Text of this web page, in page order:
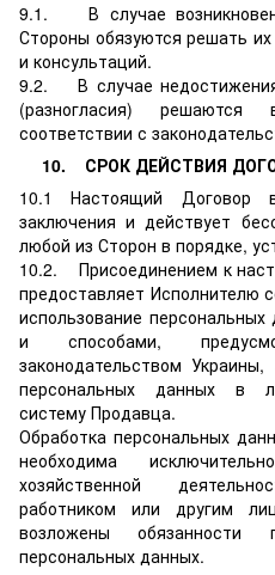
9.1. В случае
Стороны обязуются решать
и консультаций.
9.2. В случае
(разногласия)
соответствии с
10. СРОК ДЕЙСТВИЯ
10.1 Настоящий
заключения и действует
любой из Сторон в порядке,
10.2. Присоединением к
предоставляет Исполнителю
использование
и способами,
законодательством
персональных данных в
систему Продавца.
Обработка персональных
необходима
хозяйственной
работником или другим
возложены
персональных данных.